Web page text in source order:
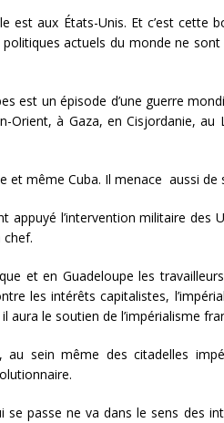
est aux États-Unis. Et c’est cette
actuels du monde ne
est un épisode d’une guerre
Orient, à Gaza, en Cisjordanie,
même Cuba. Il menace aussi de
appuyé l’intervention militaire des
chef.
et en Guadeloupe les
les intérêts capitalistes,
le soutien de l’impérialisme
sein même des citadelles
se passe ne va dans le sens des